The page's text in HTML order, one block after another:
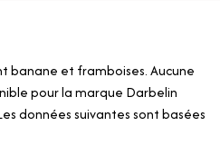
banane et framboises. Aucune
pour la marque Darbelin
données suivantes sont basées